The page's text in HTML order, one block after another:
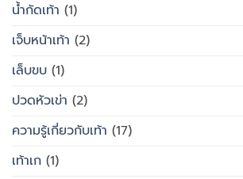
น้ำกัดเท้า (1)
เจ็บหน้าเท้า (2)
เล็บขบ (1)
ปวดหัวเข่า (2)
ความรู้เกี่ยวกับเท้า (17)
เท้าเก (1)